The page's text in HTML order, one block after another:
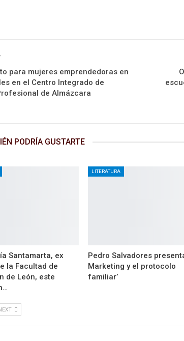
para mujeres emprendedoras en
en el Centro Integrado de
de Almázcara
PODRÍA GUSTARTE
Santamarta, ex
la Facultad de
de León, este
LITERATURA
Pedro Salvadores
Marketing y el protocolo
familiar’